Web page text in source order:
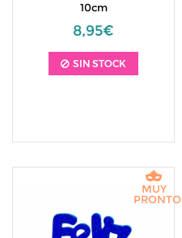
10cm
8,95€
SIN STOCK
MUY
PRONTO